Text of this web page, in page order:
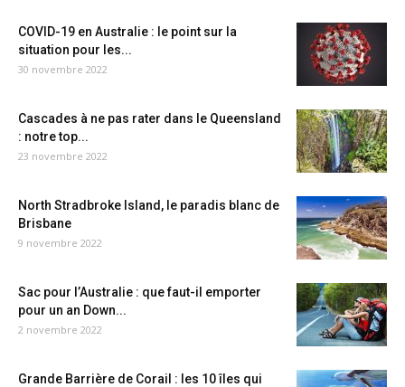
COVID-19 en Australie : le point sur la
situation pour les...
30 novembre 2022
Cascades à ne pas rater dans le Queensland
: notre top...
23 novembre 2022
North Stradbroke Island, le paradis blanc de
Brisbane
9 novembre 2022
Sac pour l’Australie : que faut-il emporter
pour un an Down...
2 novembre 2022
Grande Barrière de Corail : les 10 îles qui